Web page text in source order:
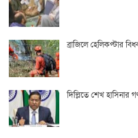
ব্রাজিলে হেলিকপ্টার
দিল্লিতে শেখ হাসিনার